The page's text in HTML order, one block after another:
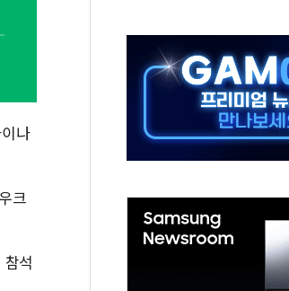
공원 주택 검토, 민주당 스스로 원칙 뒤집는 것"
나
크
석